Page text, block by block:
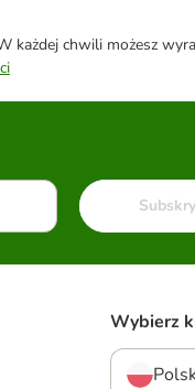
chwili możesz
Wybierz